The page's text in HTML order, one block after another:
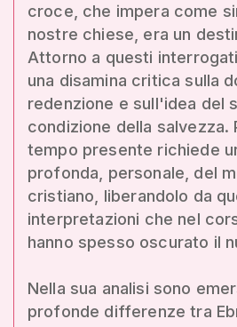
croce, che impera come
nostre chiese, era un
Attorno a questi
una disamina critica sulla
redenzione e sull'idea del
condizione della salvezza.
tempo presente richiede
profonda, personale, del
cristiano, liberandolo da
interpretazioni che nel
hanno spesso oscurato il
Nella sua analisi sono
profonde differenze tra